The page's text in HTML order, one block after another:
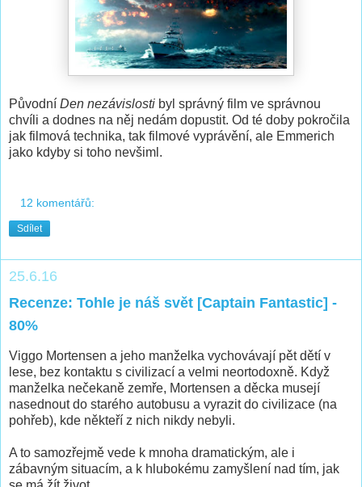
Původní Den nezávislosti byl správný film ve správnou
chvíli a dodnes na něj nedám dopustit. Od té doby pokročila
jak filmová technika, tak filmové vyprávění, ale Emmerich
jako kdyby si toho nevšiml.
12 komentářů:
Sdílet
25.6.16
Recenze: Tohle je náš svět [Captain Fantastic] -
80%
Viggo Mortensen a jeho manželka vychovávají pět dětí v
lese, bez kontaktu s civilizací a velmi neortodoxně. Když
manželka nečekaně zemře, Mortensen a děcka musejí
nasednout do starého autobusu a vyrazit do civilizace (na
pohřeb), kde někteří z nich nikdy nebyli.
A to samozřejmě vede k mnoha dramatickým, ale i
zábavným situacím, a k hlubokému zamyšlení nad tím, jak